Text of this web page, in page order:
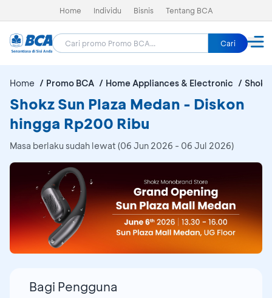
Home Individu Bisnis Tentang BCA
Cari
Home Promo BCA Home Appliances & Electronic Shokz
Shokz Sun Plaza Medan - Diskon
hingga Rp200 Ribu
Masa berlaku sudah lewat (06 Jun 2026 - 06 Jul 2026)
Bagi Pengguna